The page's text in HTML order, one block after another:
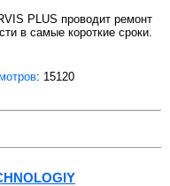
PLUS проводит ремонт
в самые короткие сроки.
: 15120